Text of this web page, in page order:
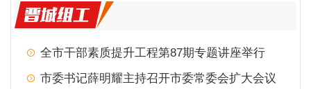
全市干部素质提升工程第87期专题讲座举行
市委书记薛明耀主持召开市委常委会扩大会议